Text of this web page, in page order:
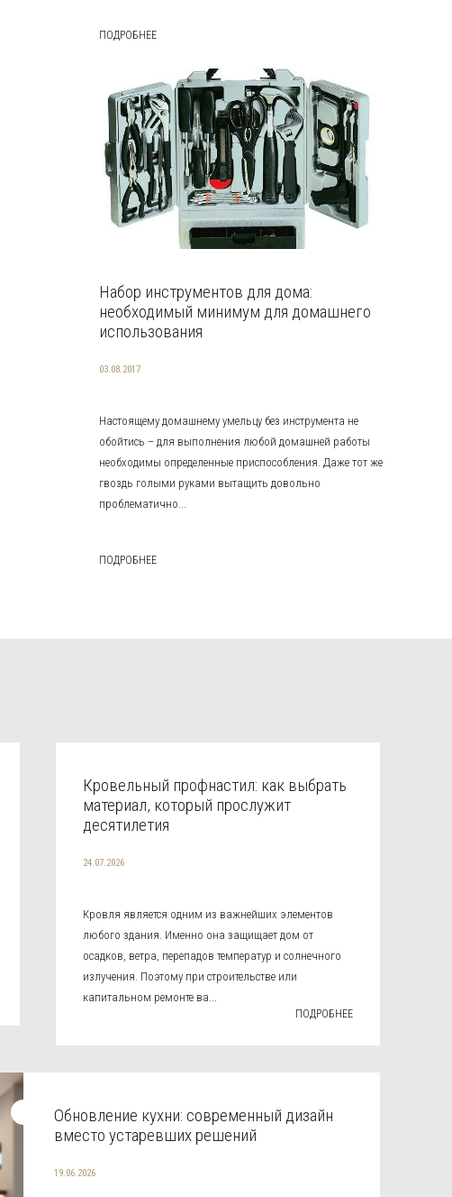
ПОДРОБНЕЕ
Набор инструментов для дома:
необходимый минимум для домашнего
использования
03.08.2017
Настоящему домашнему умельцу без инструмента не
обойтись – для выполнения любой домашней работы
необходимы определенные приспособления. Даже тот же
гвоздь голыми руками вытащить довольно
проблематично...
ПОДРОБНЕЕ
Кровельный профнастил: как выбрать
материал, который прослужит
десятилетия
24.07.2026
Кровля является одним из важнейших элементов
любого здания. Именно она защищает дом от
осадков, ветра, перепадов температур и солнечного
излучения. Поэтому при строительстве или
капитальном ремонте ва...
ПОДРОБНЕЕ
Обновление кухни: современный дизайн
вместо устаревших решений
19.06.2026